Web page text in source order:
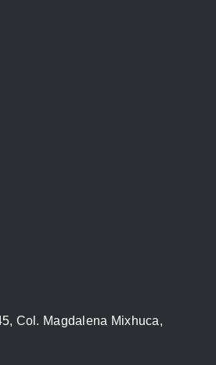
Col. Magdalena Mixhuca,